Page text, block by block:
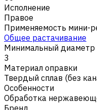
Исполнение
Правое
Применяемость мини-
Общее растачивание
Минимальный диаметр
3
Материал оправки
Твердый сплав (без
Особенности
Обработка
Бренд